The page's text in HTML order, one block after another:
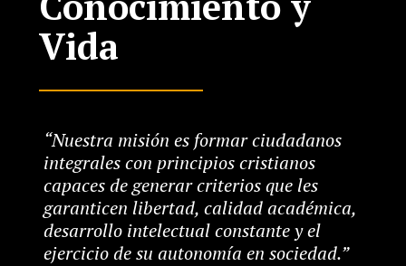
Vida
“Nuestra misión es formar ciudadanos
integrales con principios cristianos
capaces de generar criterios que les
garanticen libertad, calidad académica,
desarrollo intelectual constante y el
ejercicio de su autonomía en sociedad.”